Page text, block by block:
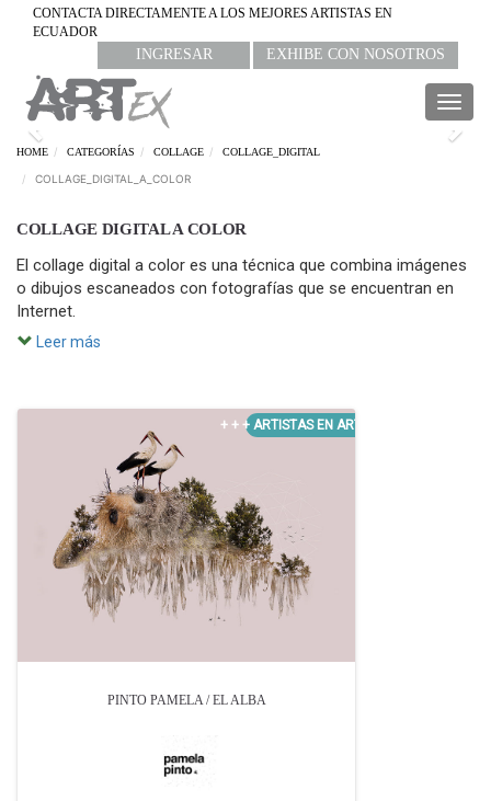
CONTACTA DIRECTAMENTE A LOS MEJORES ARTISTAS EN
ECUADOR
INGRESAR EXHIBE CON NOSOTROS
Previous
HOME CATEGORÍAS COLLAGE COLLAGE_DIGITAL
COLLAGE_DIGITAL_A_COLOR
COLLAGE DIGITAL A COLOR
El collage digital a color es una técnica que combina imágenes
o dibujos escaneados con fotografías que se encuentran en
Internet.
Leer más
PINTO PAMELA / EL ALBA